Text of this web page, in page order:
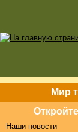
Мир
Наши новости